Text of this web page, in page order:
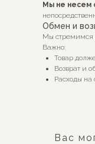
Мы не несем
Обмен и
Мы стремимся
Важно:
Товар
Возврат и
Расходы на
Вас